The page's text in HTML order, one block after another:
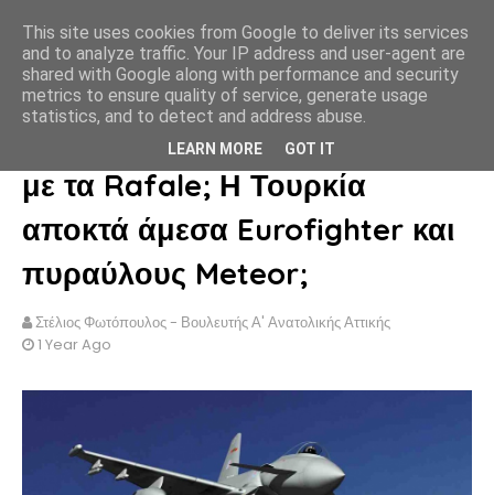
ΣΤΕΛΙΟΣ ΦΩΤΟΠΟΥΛΟΣ
Ποια υπεροπλία της Ελλάδας
με τα Rafale; Η Τουρκία
αποκτά άμεσα Eurofighter και
πυραύλους Meteor;
Στέλιος Φωτόπουλος - Βουλευτής Α' Ανατολικής Αττικής
1 Year Ago
This site uses cookies from Google to deliver its services
and to analyze traffic. Your IP address and user-agent are
shared with Google along with performance and security
metrics to ensure quality of service, generate usage
statistics, and to detect and address abuse.
LEARN MORE GOT IT